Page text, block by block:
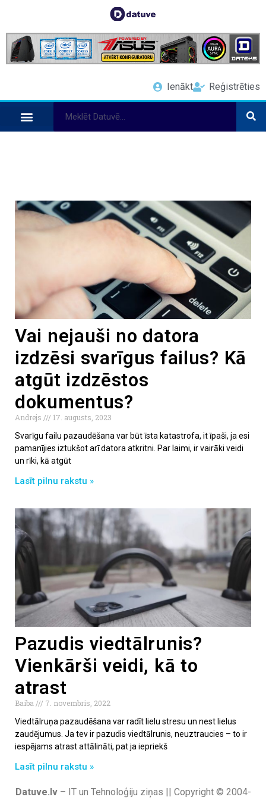
Ienākt Reģistrēties
Vai nejauši no datora
izdzēsi svarīgus failus? Kā
atgūt izdzēstos
dokumentus?
Andrejs
17. augusts, 2023
Svarīgu failu pazaudēšana var būt īsta katastrofa, it īpaši, ja esi
pamanījies iztukšot arī datora atkritni. Par laimi, ir vairāki veidi
un rīki, kā atgūt
Lasīt pilnu rakstu »
Pazudis viedtālrunis?
Vienkārši veidi, kā to
atrast
Baiba
7. novembris, 2022
Viedtālruņa pazaudēšana var radīt lielu stresu un nest lielus
zaudējumus. Ja tev ir pazudis viedtālrunis, neuztraucies – to ir
iespējams atrast attālināti, pat ja iepriekš
Lasīt pilnu rakstu »
Datuve.lv– IT un Tehnoloģiju ziņas || Copyright © 2004-